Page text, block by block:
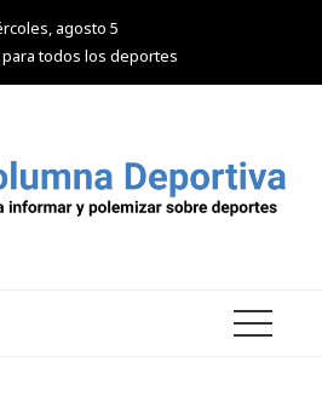
agosto 5
todos los deportes